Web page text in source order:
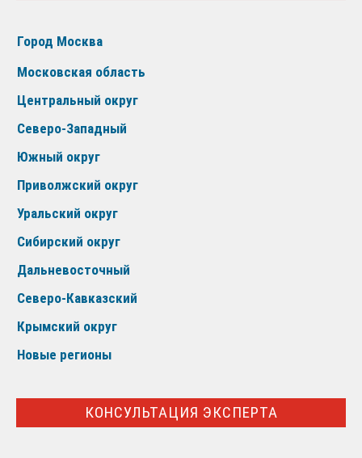
Город Москва
Московская область
Центральный округ
Северо-Западный
Южный округ
Приволжский округ
Уральский округ
Сибирский округ
Дальневосточный
Северо-Кавказский
Крымский округ
Новые регионы
КОНСУЛЬТАЦИЯ ЭКСПЕРТА